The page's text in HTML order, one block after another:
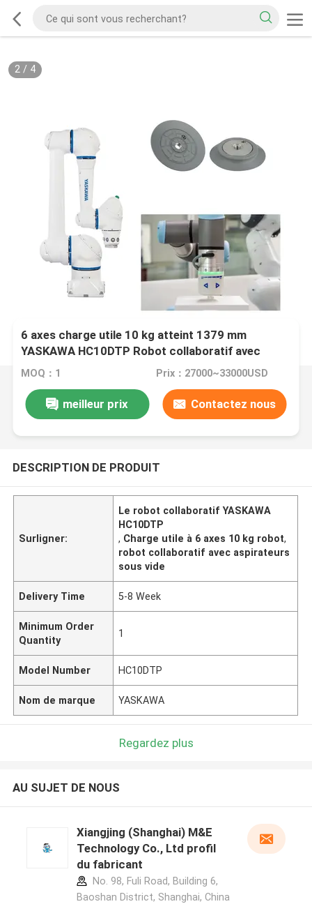
2/ 4
6 axes charge utile 10 kg atteint 1379 mm
YASKAWA HC10DTP Robot collaboratif avec
Schmalz aspirateurs sous vide comme robot de
MOQ：1 Prix：27000~33000USD
meilleur prix Contactez nous
DESCRIPTION DE PRODUIT
Surligner:
Le robot collaboratif YASKAWA
HC10DTP
, Charge utile à 6 axes 10 kg robot,
robot collaboratif avec aspirateurs
sous vide
Delivery Time 5-8 Week
Minimum Order
Quantity
1
Model Number HC10DTP
Nom de marque YASKAWA
Regardez plus
AU SUJET DE NOUS
Xiangjing (Shanghai) M&E
Technology Co., Ltd profil
du fabricant
No. 98, Fuli Road, Building 6,
Baoshan District, Shanghai, China